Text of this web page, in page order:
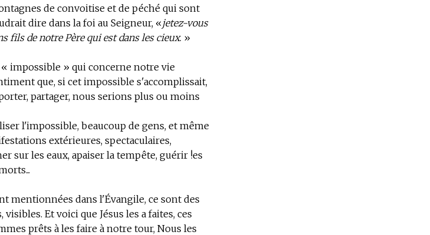
de convoitise et de péché qui sont
dire dans la foi au Seigneur, «jetez-vous
fils de notre Père qui est dans les cieux. »
impossible » qui concerne notre vie
que, si cet impossible s'accomplissait,
partager, nous serions plus ou moins
l'impossible, beaucoup de gens, et même
extérieures, spectaculaires,
sur les eaux, apaiser la tempête, guérir !es
mentionnées dans l'Évangile, ce sont des
Et voici que Jésus les a faites, ces
prêts à les faire à notre tour, Nous les